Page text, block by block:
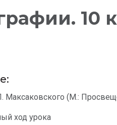
10
Максаковского (М.:
ход урока